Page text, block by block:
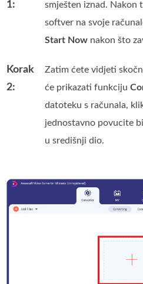
1:
smješten iznad. Nakon
softver na svoje
Start Now nakon što
Korak
2:
Zatim ćete vidjeti
će prikazati funkciju
datoteku s računala,
jednostavno povucite
u središnji dio.